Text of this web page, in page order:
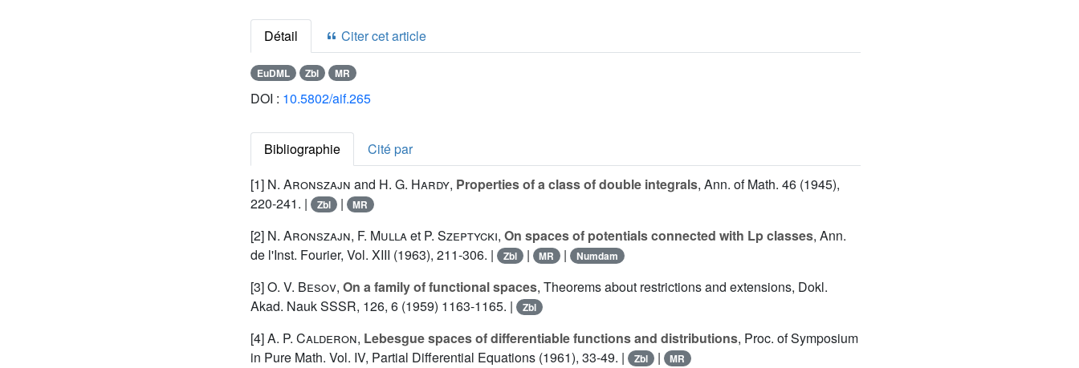
Détail Citer cet article
EuDML Zbl MR
DOI : 10.5802/aif.265
Bibliographie
Cité par
[1] N. Aronszajn and H. G. Hardy, Properties of a class of double integrals, Ann. of Math. 46 (1945),
220-241. |
Zbl | MR
[2] N. Aronszajn, F. Mullaet P. Szeptycki, On spaces of potentials connected with Lp classes, Ann.
de l'Inst. Fourier, Vol. XIII (1963), 211-306. |
Zbl | MR | Numdam
[3]O. V. Besov, On a family of functional spaces, Theorems about restrictions and extensions, Dokl.
Akad. Nauk SSSR, 126, 6 (1959) 1163-1165. |
Zbl
[4]A. P. Calderon, Lebesgue spaces of differentiable functions and distributions, Proc. of Symposium
in Pure Math. Vol. IV, Partial Differential Equations (1961), 33-49. |
Zbl | MR